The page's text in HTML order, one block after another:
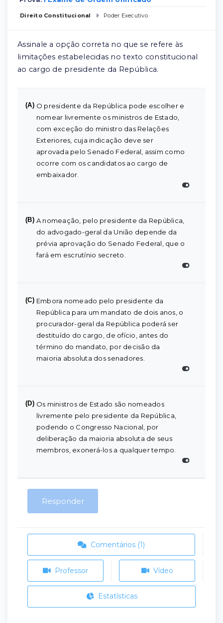
Direito Constitucional Poder Executivo
Assinale a opção correta no que se refere às
limitações estabelecidas no texto constitucional
ao cargo de presidente da República.
(A) O presidente da República pode escolher e
nomear livremente os ministros de Estado,
com exceção do ministro das Relações
Exteriores, cuja indicação deve ser
aprovada pelo Senado Federal, assim como
ocorre com os candidatos ao cargo de
embaixador.
(B) A nomeação, pelo presidente da República,
do advogado-geral da União depende da
prévia aprovação do Senado Federal, que o
fará em escrutínio secreto.
(C) Embora nomeado pelo presidente da
República para um mandato de dois anos, o
procurador-geral da República poderá ser
destituído do cargo, de ofício, antes do
término do mandato, por decisão da
maioria absoluta dos senadores.
(D) Os ministros de Estado são nomeados
livremente pelo presidente da República,
podendo o Congresso Nacional, por
deliberação da maioria absoluta de seus
membros, exonerá-los a qualquer tempo.
Responder
Comentários (1)
Professor Vídeo
Estatísticas